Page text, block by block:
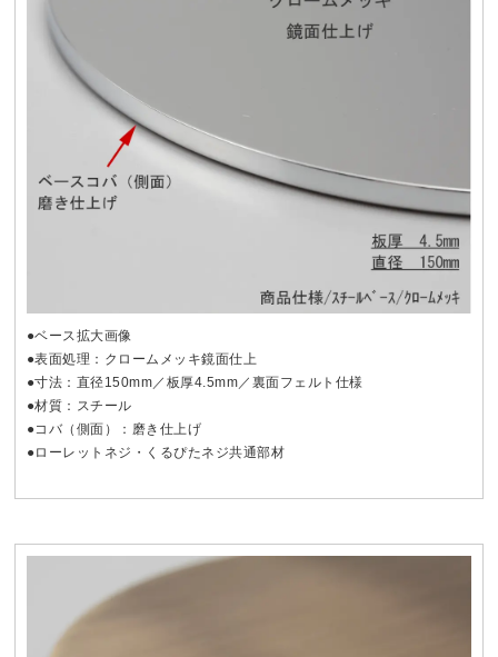
●ベース拡大画像
●表面処理：クロームメッキ鏡面仕上
●寸法：直径150mm／板厚4.5mm／裏面フェルト仕様
●材質：スチール
●コバ（側面）：磨き仕上げ
●ローレットネジ・くるぴたネジ共通部材